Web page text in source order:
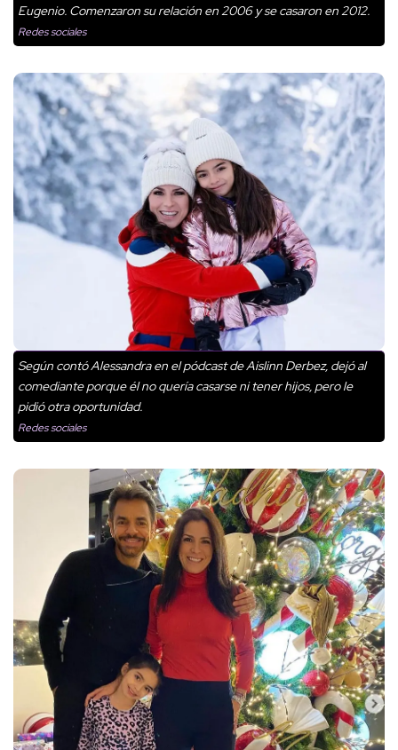
Eugenio. Comenzaron su relación en 2006 y se casaron en 2012.
Redes sociales
Según contó Alessandra en el pódcast de Aislinn Derbez, dejó al
comediante porque él no quería casarse ni tener hijos, pero le
pidió otra oportunidad.
Redes sociales